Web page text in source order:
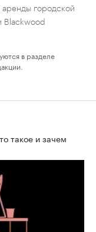
городской
Blackwood
в разделе
такое и зачем